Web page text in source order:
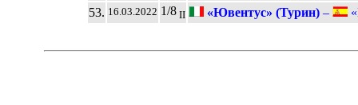
53. 16.03.2022 1/8 II «Ювентус» (Турин) –